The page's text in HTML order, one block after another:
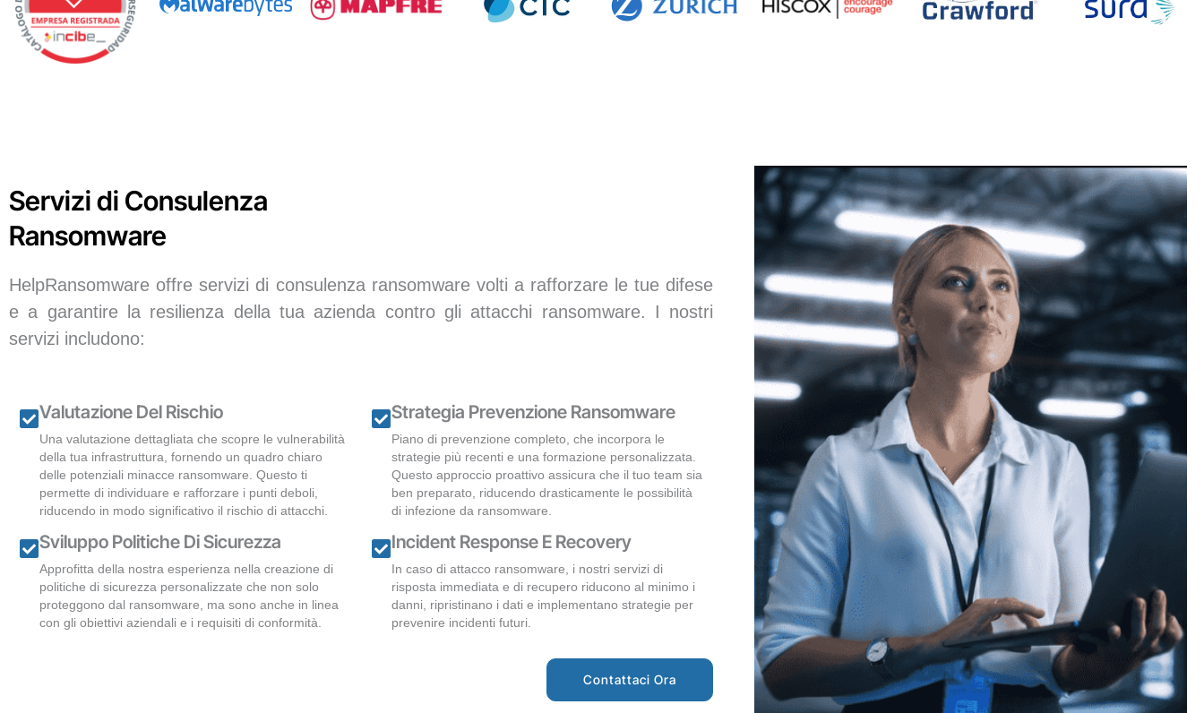
Servizi di Consulenza
Ransomware
HelpRansomware offre servizi di consulenza ransomware volti a rafforzare le tue difese
e a garantire la resilienza della tua azienda contro gli attacchi ransomware. I nostri
servizi includono:
Valutazione Del Rischio
Una valutazione dettagliata che scopre le vulnerabilità
della tua infrastruttura, fornendo un quadro chiaro
delle potenziali minacce ransomware. Questo ti
permette di individuare e rafforzare i punti deboli,
riducendo in modo significativo il rischio di attacchi.
Sviluppo Politiche Di Sicurezza
Approfitta della nostra esperienza nella creazione di
politiche di sicurezza personalizzate che non solo
proteggono dal ransomware, ma sono anche in linea
con gli obiettivi aziendali e i requisiti di conformità.
Strategia Prevenzione Ransomware
Piano di prevenzione completo, che incorpora le
strategie più recenti e una formazione personalizzata.
Questo approccio proattivo assicura che il tuo team sia
ben preparato, riducendo drasticamente le possibilità
di infezione da ransomware.
Incident Response E Recovery
In caso di attacco ransomware, i nostri servizi di
risposta immediata e di recupero riducono al minimo i
danni, ripristinano i dati e implementano strategie per
prevenire incidenti futuri.
Contattaci Ora